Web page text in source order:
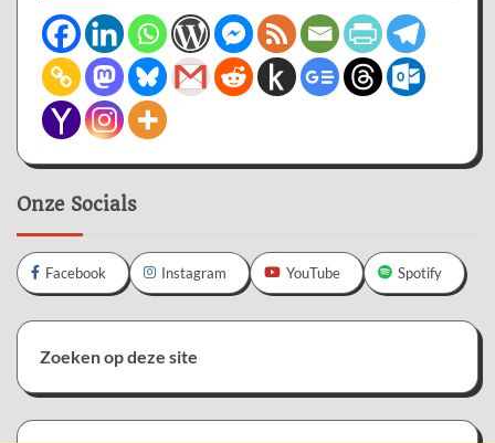
Onze Socials
Facebook Instagram YouTube Spotify
Zoeken op deze site